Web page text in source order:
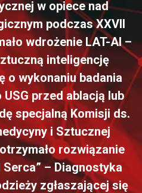
w opiece nad
podczas XXVII
wdrożenie LAT-AI –
inteligencję
o wykonaniu badania
przed ablacją lub
specjalną Komisji ds.
i Sztucznej
rozwiązanie
– Diagnostyka
zgłaszającej się